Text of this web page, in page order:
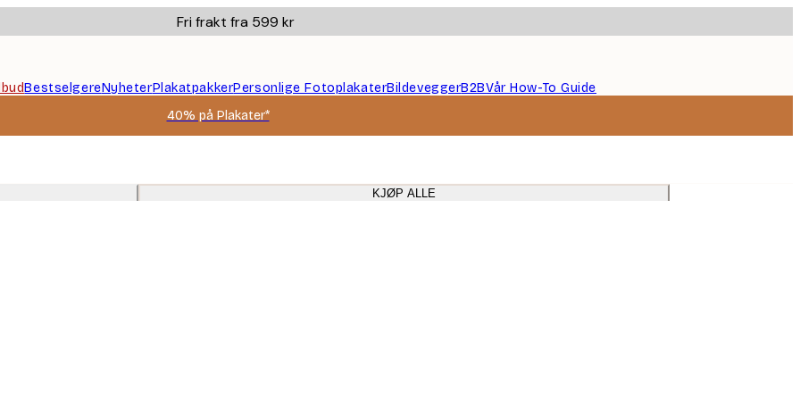
Fri frakt fra 599 kr
BestselgereNyheterPlakatpakkerPersonlige FotoplakaterBildeveggerB2BVår How-To Guide
40% på Plakater*
KJØP ALLE